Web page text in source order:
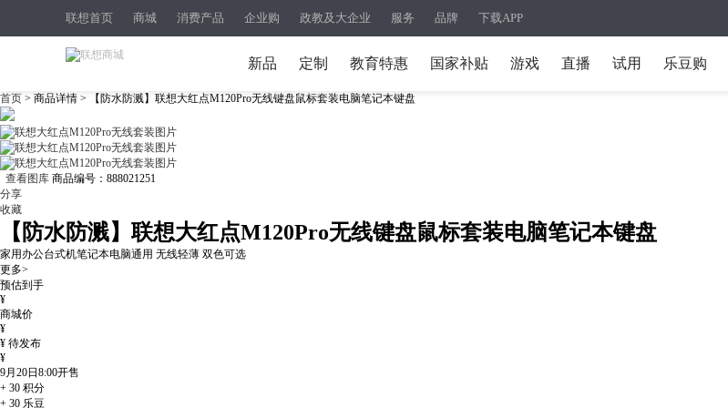
联想首页 商城 消费产品 企业购 政教及大企业 服务 品牌 下载APP
新品 定制 教育特惠 国家补贴 游戏 直播 试用 乐豆购
首页 > 商品详情 > 【防水防溅】联想大红点M120Pro无线键盘鼠标套装电脑笔记本键盘
查看图库 商品编号： 888021251
分享
收藏
【防水防溅】联想大红点M120Pro无线键盘鼠标套装电脑笔记本键盘
家用办公台式机笔记本电脑通用 无线轻薄 双色可选
更多>
预估到手
¥
商城价
¥
¥ 待发布
¥
9月20日8:00开售
+ 30 积分
+ 30 乐豆